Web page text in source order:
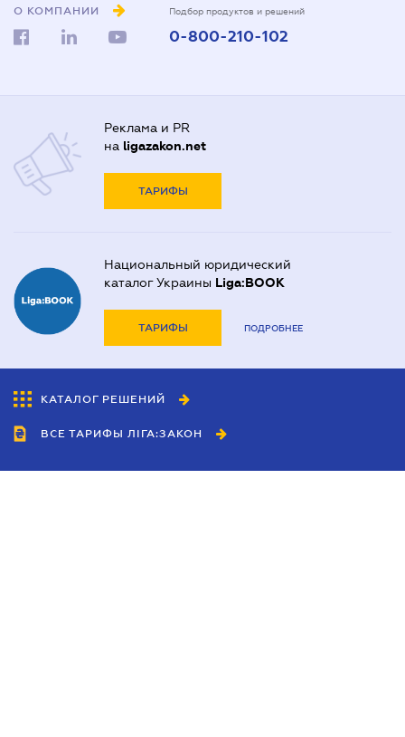
О КОМПАНИИ Подбор продуктов и решений
0-800-210-102
Реклама и PR
на ligazakon.net
ТАРИФЫ
Национальный юридический
каталог Украины Liga:BOOK
ТАРИФЫ ПОДРОБНЕЕ
КАТАЛОГ РЕШЕНИЙ
ВСЕ ТАРИФЫ ЛІГА:ЗАКОН